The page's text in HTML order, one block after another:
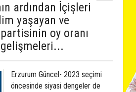
ardından İçişleri
yaşayan ve
oy oranı
Erzurum Güncel- 2023 seçimi
öncesinde siyasi dengeler de